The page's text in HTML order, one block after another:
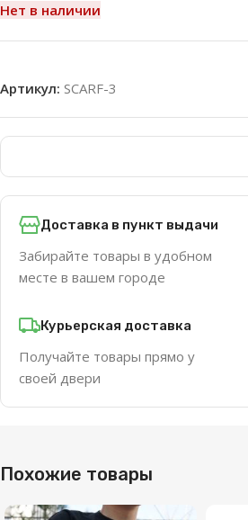
Нет в наличии
Артикул: SCARF-3
Доставка в пункт выдачи
Забирайте товары в удобном
месте в вашем городе
Курьерская доставка
Получайте товары прямо у
своей двери
Похожие товары